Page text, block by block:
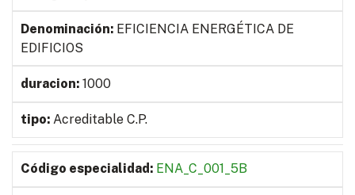
EFICIENCIA ENERGÉTICA DE
EDIFICIOS
1000
Acreditable C.P.
ENA_C_001_5B